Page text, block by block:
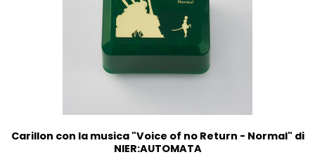
Carillon con la musica "Voice of no Return - Normal" di
NIER:AUTOMATA